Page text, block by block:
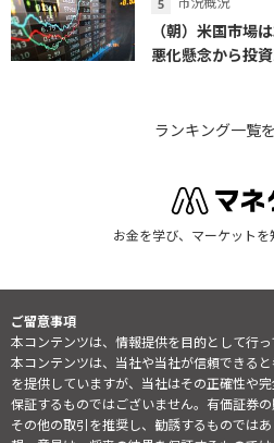
（朝）米国市場
悪化懸念から投
ランキング一覧
お金を学び、マーケットを
ご留意事項
本コンテンツは、情報提供を目的として行っ
本コンテンツは、当社や当社が信頼できる
を提供していますが、当社はその正確性や
保証するものではございません。有価証券の
その他の取引を推奨し、勧誘するものでは